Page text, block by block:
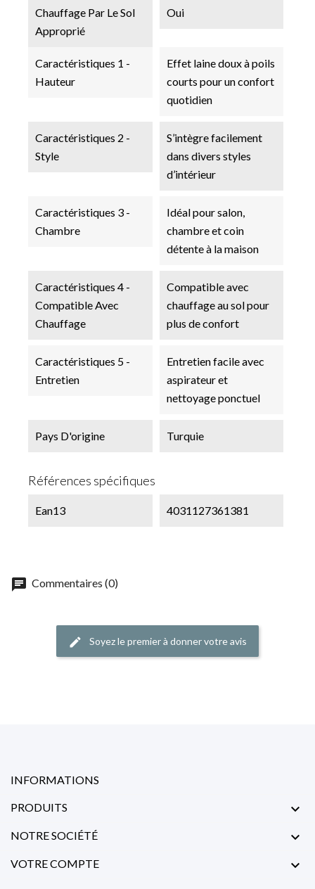
Chauffage Par Le Sol
Approprié
Oui
Caractéristiques 1 -
Hauteur
Effet laine doux à poils
courts pour un confort
quotidien
Caractéristiques 2 -
Style
S’intègre facilement
dans divers styles
d’intérieur
Caractéristiques 3 -
Chambre
Idéal pour salon,
chambre et coin
détente à la maison
Caractéristiques 4 -
Compatible Avec
Chauffage
Compatible avec
chauffage au sol pour
plus de confort
Caractéristiques 5 -
Entretien
Entretien facile avec
aspirateur et
nettoyage ponctuel
Pays D'origine Turquie
Références spécifiques
Ean13 4031127361381
chat Commentaires (0)
edit Soyez le premier à donner votre avis
INFORMATIONS
PRODUITS 
NOTRE SOCIÉTÉ 
VOTRE COMPTE 